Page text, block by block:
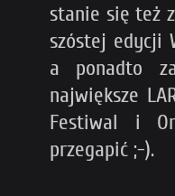
stanie się też
szóstej edycji
a ponadto
największe
Festiwal i
przegapić ;-).